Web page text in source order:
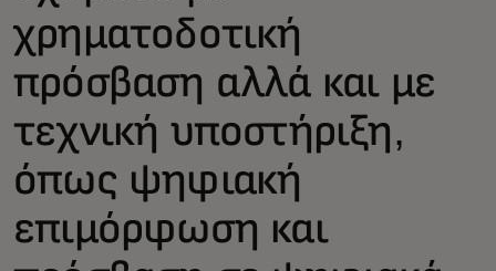
χρηματοδοτική
πρόσβαση αλλά και με
τεχνική υποστήριξη,
όπως ψηφιακή
επιμόρφωση και